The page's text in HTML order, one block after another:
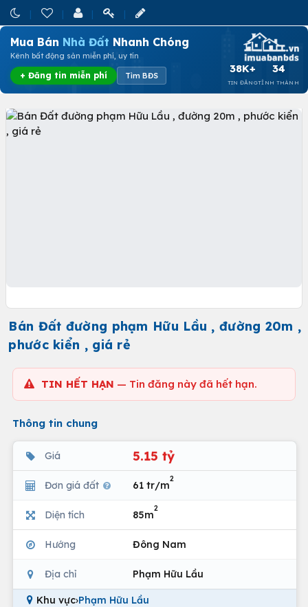
Mua Bán Nhà Đất Nhanh Chóng
Kênh bất động sản miễn phí, uy tín
+ Đăng tin miễn phí Tìm BĐS
38K+
TIN ĐĂNG
34
TỈNH THÀNH
Bán Đất đường phạm Hữu Lầu , đường 20m ,
phước kiển , giá rẻ
TIN HẾT HẠN — Tin đăng này đã hết hạn.
Thông tin chung
Giá 5.15 tỷ
Đơn giá đất 61 tr/m
2
Diện tích 85m
2
Hướng Đông Nam
Địa chỉ Phạm Hữu Lầu
Khu vực›Phạm Hữu Lầu